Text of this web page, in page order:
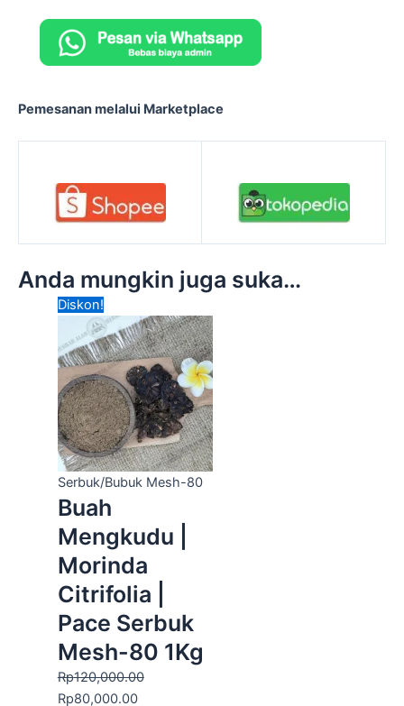
Pemesanan melalui Marketplace
Anda mungkin juga suka…
Diskon!
Serbuk/Bubuk Mesh-80
Buah
Mengkudu |
Morinda
Citrifolia |
Pace Serbuk
Mesh-80 1Kg
Rp120,000.00
Harga
aslinya
adalah:
Rp120,000.00.
Rp80,000.00
saat
ini
adalah:
Rp80,000.00.